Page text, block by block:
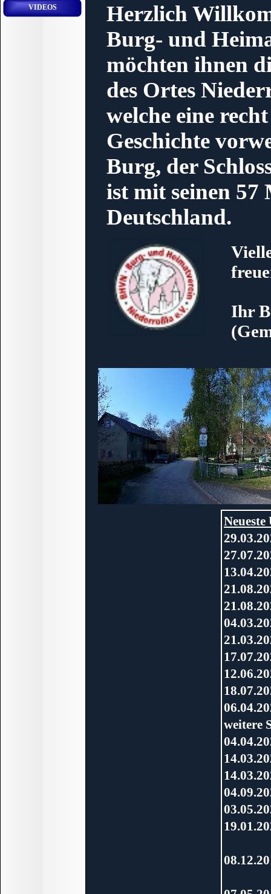
VIDEOS
Herzlich
Burg- und
möchten ihnen
des Ortes
welche eine
Geschichte
Burg, der
ist mit seinen 57
Deutschland.
Ihr
Neueste
weitere